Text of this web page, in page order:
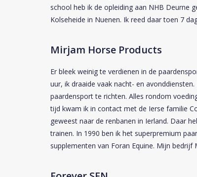
school heb ik de opleiding aan NHB Deurne
Kolseheide in Nuenen. Ik reed daar toen 7
Mirjam Horse Products
Er bleek weinig te verdienen in de
uur, ik draaide vaak nacht- en
paardensport te richten. Alles rondom
tijd kwam ik in contact met de Ierse familie
geweest naar de renbanen in Ierland. Daar
trainen. In 1990 ben ik het superpremium
supplementen van Foran Equine. Mijn bedrijf